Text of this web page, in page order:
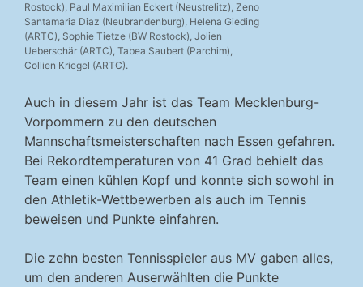
Rostock), Paul Maximilian Eckert (Neustrelitz), Zeno
Santamaria Diaz (Neubrandenburg), Helena Gieding
(ARTC), Sophie Tietze (BW Rostock), Jolien
Ueberschär (ARTC), Tabea Saubert (Parchim),
Collien Kriegel (ARTC).
Auch in diesem Jahr ist das Team Mecklenburg-
Vorpommern zu den deutschen
Mannschaftsmeisterschaften nach Essen gefahren.
Bei Rekordtemperaturen von 41 Grad behielt das
Team einen kühlen Kopf und konnte sich sowohl in
den Athletik-Wettbewerben als auch im Tennis
beweisen und Punkte einfahren.
Die zehn besten Tennisspieler aus MV gaben alles,
um den anderen Auserwählten die Punkte